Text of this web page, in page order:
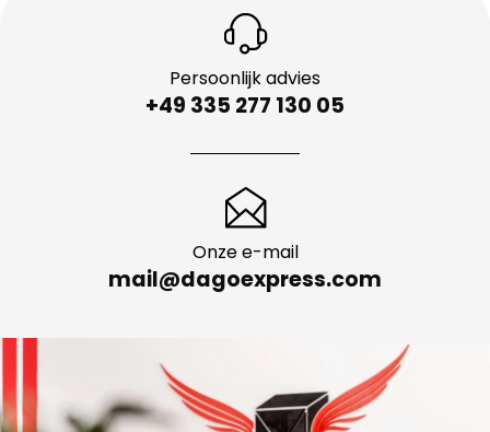
Persoonlijk advies
+49 335 277 130 05
Onze e-mail
mail@dagoexpress.com